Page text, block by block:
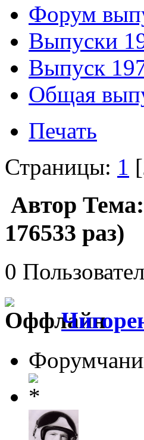
Форум
Выпуски
Выпуск
Общая
Печать
Страницы: 1 [
Автор
176533 раз)
0